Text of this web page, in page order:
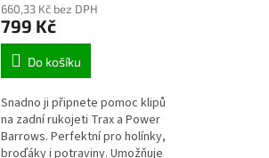
660,33 Kč bez DPH
799 Kč
Do košíku
Snadno ji připnete pomoc klipů
na zadní rukojeti Trax a Power
Barrows. Perfektní pro holínky,
broďáky i potraviny. Umožňuje